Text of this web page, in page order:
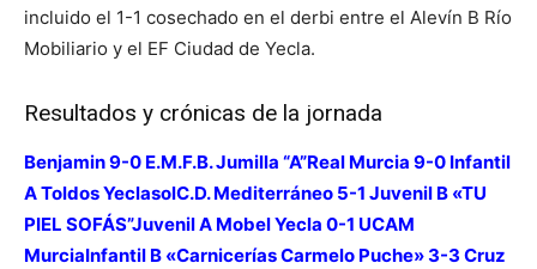
incluido el 1-1 cosechado en el derbi entre el Alevín B Río
Mobiliario y el EF Ciudad de Yecla.
Resultados y crónicas de la jornada
Benjamin 9-0 E.M.F.B. Jumilla “A”Real Murcia 9-0 Infantil
A Toldos YeclasolC.D. Mediterráneo 5-1 Juvenil B «TU
PIEL SOFÁS”Juvenil A Mobel Yecla 0-1 UCAM
MurciaInfantil B «Carnicerías Carmelo Puche» 3-3 Cruz